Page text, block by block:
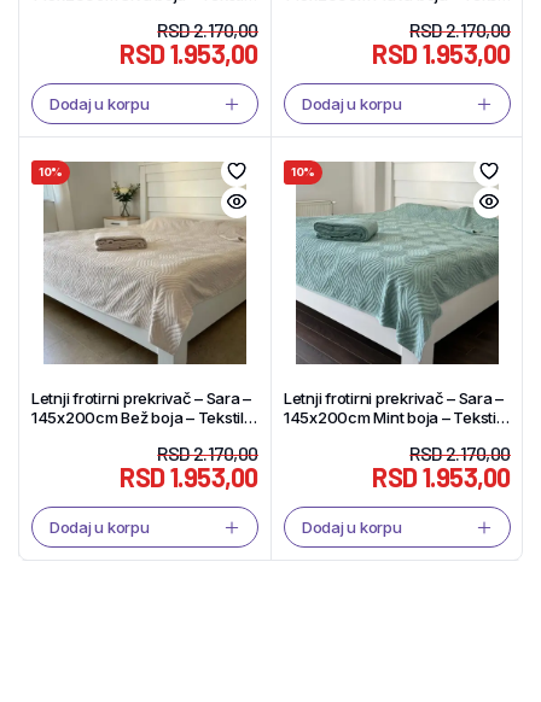
RSD2.170,00
RSD1.953,00
Dodaj u korpu
RSD2.170,00
RSD1.953,00
Dodaj u korpu
10%
Letnji frotirni prekrivač – Sara –
145x200cm Bež boja – Tekstil
RSD2.170,00
RSD1.953,00
Dodaj u korpu
10%
Letnji frotirni prekrivač – Sara –
145x200cm Mint boja – Tekstil
RSD2.170,00
RSD1.953,00
Dodaj u korpu